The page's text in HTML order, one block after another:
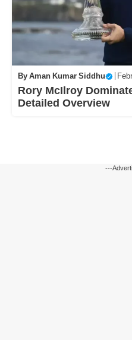
ByAman Kumar Siddhu
Rory McIlroy
Detailed Overview
---